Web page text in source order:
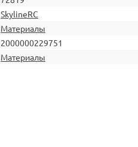
SkylineRC
Материалы
2000000229751
Материалы